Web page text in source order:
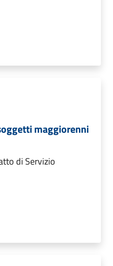
maggiorenni
di Servizio